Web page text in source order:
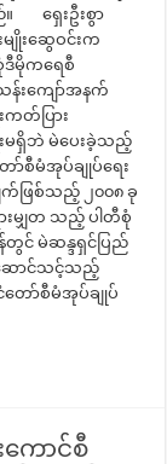
။ ရှေးဦးစွာ
မျိုးဆွေဝင်းက
ဒီမိုကရေစီ
န်းကျော်အနက်
ကတ်ပြား
မရှိဘဲ မဲပေးခဲ့သည့်
ော်စီမံအုပ်ချုပ်ရေး
ဖြစ်သည့် ၂၀၀၈ ခု
းမျှတ သည့် ပါတီစုံ
င် မဲဆန္ဒရှင်ပြည်
ဆောင်သင့်သည့်
တော်စီမံအုပ်ချုပ်
ကောင်စီ